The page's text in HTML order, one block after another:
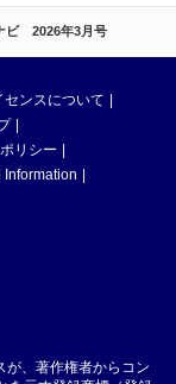
ビ 2026年3月号
センスについて
リシー
Information
が、著作権者からコン